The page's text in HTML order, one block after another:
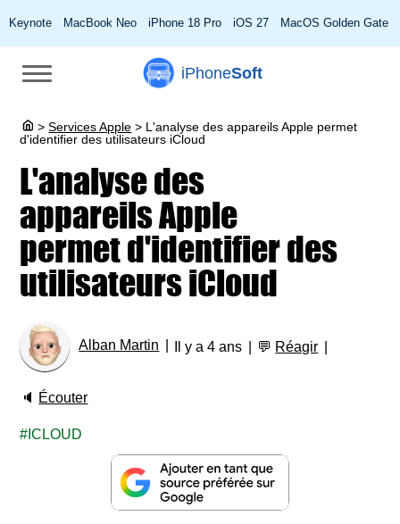
Keynote MacBook Neo iPhone 18 Pro iOS 27 MacOS Golden Gate
iPhoneSoft
> Services Apple > L'analyse des appareils Apple permet
d'identifier des utilisateurs iCloud
L'analyse des
appareils Apple
permet d'identifier des
utilisateurs iCloud
Alban Martin Il y a 4 ans 💬 Réagir
🔈 Écouter
ICLOUD